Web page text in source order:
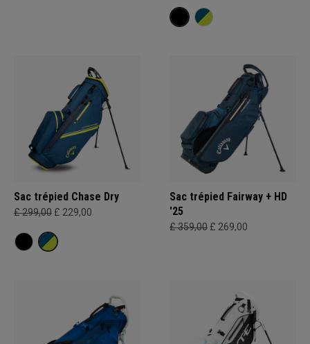
Sac trépied Chase Dry
£ 299,00 £ 229,00
Sac trépied Fairway + HD
'25
£ 359,00 £ 269,00